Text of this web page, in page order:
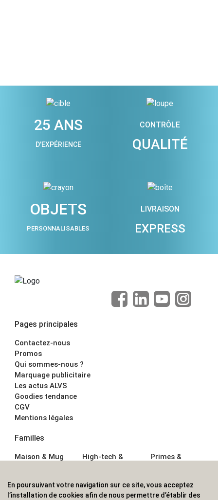
25 ANS
D'EXPÉRIENCE
CONTRÔLE
QUALITÉ
OBJETS
PERSONNALISABLES
LIVRAISON
EXPRESS
Pages principales
Contactez-nous
Promos
Qui sommes-nous ?
Marquage publicitaire
Les actus ALVS
Goodies tendance
CGV
Mentions légales
Familles
Maison & Mug
Écriture
High-tech &
Sport &
Primes &
Boisson
En poursuivant votre navigation sur ce site, vous acceptez
l’installation de cookies afin de nous permettre d’établir des